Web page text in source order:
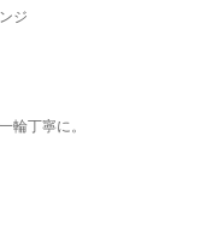
ジ
輪丁寧に。